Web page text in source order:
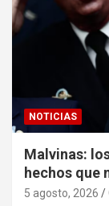
NOTICIAS
Malvinas:
hechos que
5 agosto, 2026